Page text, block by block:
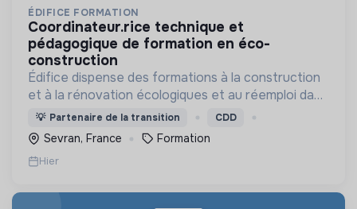
ÉDIFICE FORMATION
coordinateur.rice technique et
pédagogique de formation en éco-
construction
Édifice dispense des formations à la construction
et à la rénovation écologiques et au réemploi dans
le bâtiment. Nos formations s'adressent à des
personnes en activité et des demandeurs
d'emploi.
💡 Partenaire de la transition CDD
Sevran, France Formation
Hier